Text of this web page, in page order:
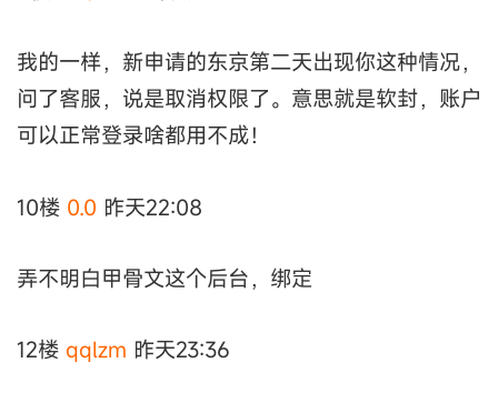
我的一样，新申请的东京第二天出现你这种情况，
问了客服，说是取消权限了。意思就是软封，账户
可以正常登录啥都用不成！
10楼 0.0 昨天22:08
弄不明白甲骨文这个后台，绑定
12楼 qqlzm 昨天23:36